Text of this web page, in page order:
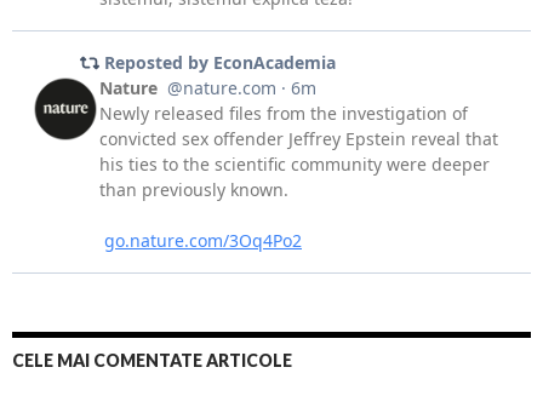
CELE MAI COMENTATE ARTICOLE